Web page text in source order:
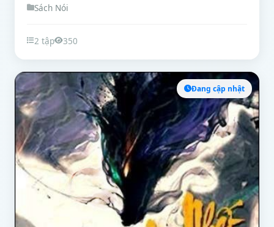
Sách Nói
2 tập 350
Đang cập nhật